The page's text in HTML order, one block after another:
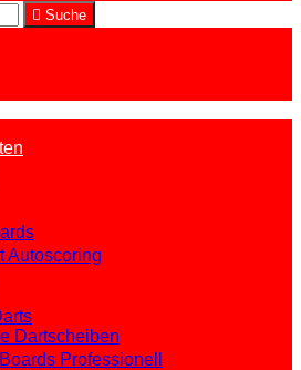
 Suche
Autoscoring
Dartscheiben
Professionell